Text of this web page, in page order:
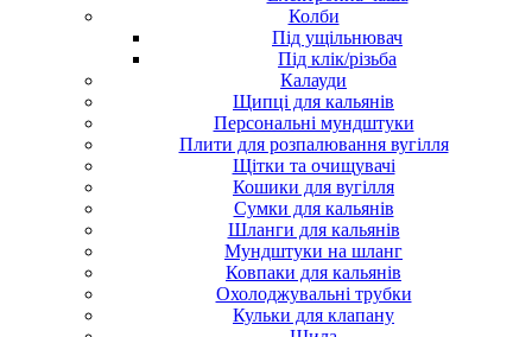
Колби
Під ущільнювач
Під клік/різьба
Калауди
Щипці для кальянів
Персональні мундштуки
Плити для розпалювання вугілля
Щітки та очищувачі
Кошики для вугілля
Сумки для кальянів
Шланги для кальянів
Мундштуки на шланг
Ковпаки для кальянів
Охолоджувальні трубки
Кульки для клапану